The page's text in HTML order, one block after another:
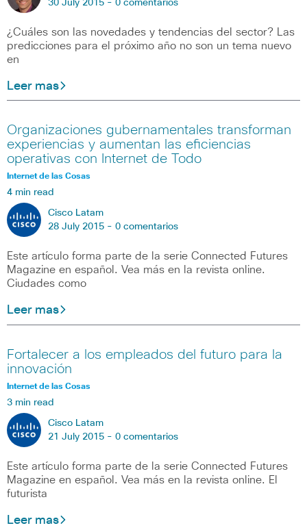
30 July 2015 - 0 comentarios
¿Cuáles son las novedades y tendencias del sector? Las
predicciones para el próximo año no son un tema nuevo
en
Leer mas
Organizaciones gubernamentales transforman
experiencias y aumentan las eficiencias
operativas con Internet de Todo
Internet de las Cosas
4 min read
Cisco Latam
28 July 2015 - 0 comentarios
Este artículo forma parte de la serie Connected Futures
Magazine en español. Vea más en la revista online.
Ciudades como
Leer mas
Fortalecer a los empleados del futuro para la
innovación
Internet de las Cosas
3 min read
Cisco Latam
21 July 2015 - 0 comentarios
Este artículo forma parte de la serie Connected Futures
Magazine en español. Vea más en la revista online. El
futurista
Leer mas